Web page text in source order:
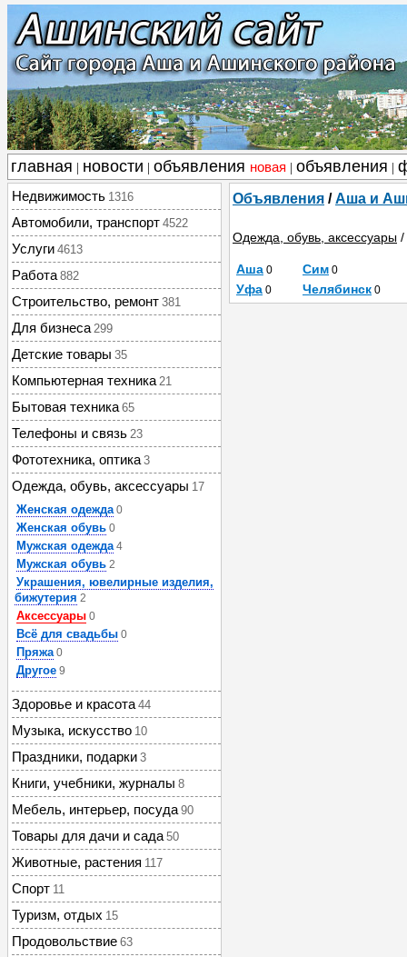
главная новости объявления новая объявления
Недвижимость 1316
Автомобили, транспорт 4522
Услуги 4613
Работа 882
Строительство, ремонт 381
Для бизнеса 299
Детские товары 35
Компьютерная техника 21
Бытовая техника 65
Телефоны и связь 23
Фототехника, оптика 3
Одежда, обувь, аксессуары 17
Женская одежда 0
Женская обувь 0
Мужская одежда 4
Мужская обувь 2
Украшения, ювелирные изделия,
бижутерия 2
Аксессуары 0
Всё для свадьбы 0
Пряжа 0
Другое 9
Здоровье и красота 44
Музыка, искусство 10
Праздники, подарки 3
Книги, учебники, журналы 8
Мебель, интерьер, посуда 90
Товары для дачи и сада 50
Животные, растения 117
Спорт 11
Туризм, отдых 15
Продовольствие 63
Объявления /Аша и
Одежда, обувь, аксессуары /
Аша 0 Сим 0
Уфа 0 Челябинск 0